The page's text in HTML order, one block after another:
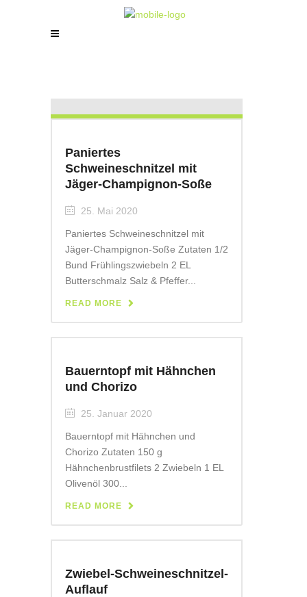
Paniertes
Schweineschnitzel mit
Jäger-Champignon-Soße
25. Mai 2020
Paniertes Schweineschnitzel mit
Jäger-Champignon-Soße Zutaten 1/2
Bund Frühlingszwiebeln 2 EL
Butterschmalz Salz & Pfeffer...
READ MORE
Bauerntopf mit Hähnchen
und Chorizo
25. Januar 2020
Bauerntopf mit Hähnchen und
Chorizo Zutaten 150 g
Hähnchenbrustfilets 2 Zwiebeln 1 EL
Olivenöl 300...
READ MORE
Zwiebel-Schweineschnitzel-
Auflauf